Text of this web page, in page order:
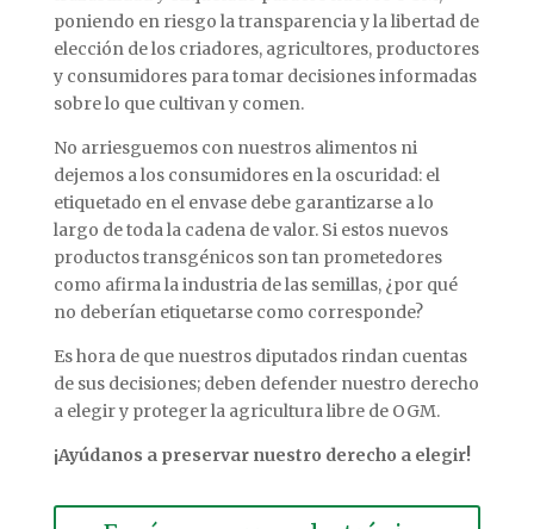
poniendo en riesgo la transparencia y la libertad de
elección de los criadores, agricultores, productores
y consumidores para tomar decisiones informadas
sobre lo que cultivan y comen.
No arriesguemos con nuestros alimentos ni
dejemos a los consumidores en la oscuridad: el
etiquetado en el envase debe garantizarse a lo
largo de toda la cadena de valor. Si estos nuevos
productos transgénicos son tan prometedores
como afirma la industria de las semillas, ¿por qué
no deberían etiquetarse como corresponde?
Es hora de que nuestros diputados rindan cuentas
de sus decisiones; deben defender nuestro derecho
a elegir y proteger la agricultura libre de OGM.
¡Ayúdanos a preservar nuestro derecho a elegir!